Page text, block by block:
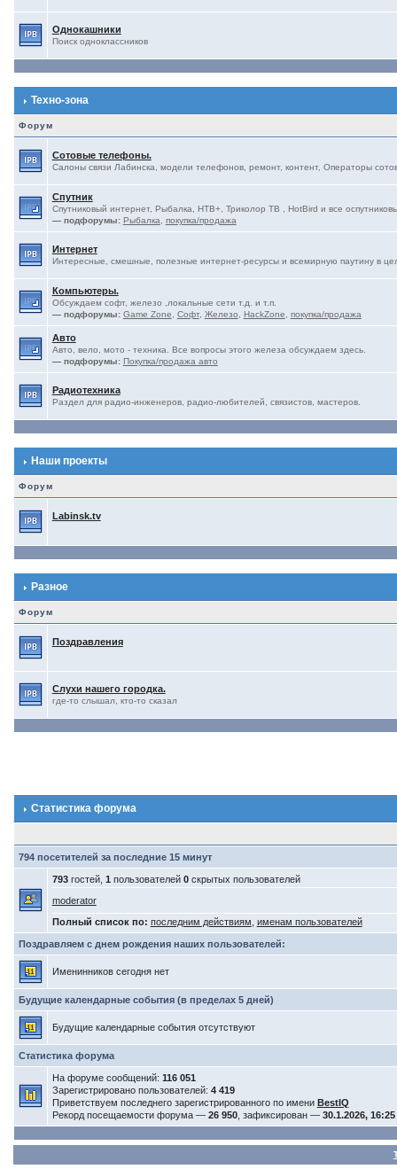
Однокашники
Поиск одноклассников
Техно-зона
Форум
Сотовые телефоны.
Салоны связи Лабинска, модели телефонов, ремонт, контент, Операторы
Спутник
Спутниковый интернет, Рыбалка, НТВ+, Триколор ТВ , HotBird и все
— подфорумы: Рыбалка покупка/продажа
Интернет
Интересные, смешные, полезные интернет-ресурсы и всемирную паутину в
Компьютеры.
Обсуждаем софт, железо ,локальные сети т.д. и т.п.
— подфорумы: Game Zone Софт, Железо HackZone покупка/продажа
Авто
Авто, вело, мото - техника. Все вопросы этого железа обсуждаем здесь.
— подфорумы: Покупка/продажа авто
Радиотехника
Раздел для радио-инженеров, радио-любителей, связистов, мастеров.
Наши проекты
Форум
Labinsk.tv
Разное
Форум
Поздравления
Слухи нашего городка.
где-то слышал, кто-то сказал
Статистика форума
794 посетителей за последние 15 минут
793гостей, 1 пользователей 0скрытых пользователей
moderator
Полный список по: последним действиям именам пользователей
Поздравляем с днем рождения наших пользователей:
Именинников сегодня нет
Будущие календарные события (в пределах 5 дней)
Будущие календарные события отсутствуют
Статистика форума
На форуме сообщений: 116 051
Зарегистрировано пользователей: 4 419
Приветствуем последнего зарегистрированного по имени BestIQ
Рекорд посещаемости форума — 26 950, зафиксирован — 30.1.2026, 16:25